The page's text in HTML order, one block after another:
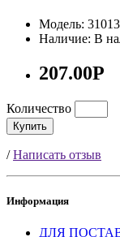
Модель: 31013
Наличие: В
207.00Р
Количество
Купить
/Написать отзыв
Информация
ДЛЯ